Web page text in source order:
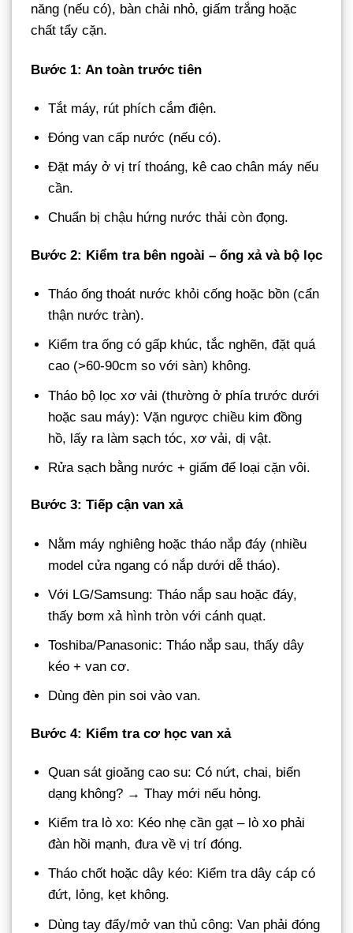
năng (nếu có), bàn chải nhỏ, giấm trắng hoặc
chất tẩy cặn.
Bước 1: An toàn trước tiên
Tắt máy, rút phích cắm điện.
Đóng van cấp nước (nếu có).
Đặt máy ở vị trí thoáng, kê cao chân máy nếu
cần.
Chuẩn bị chậu hứng nước thải còn đọng.
Bước 2: Kiểm tra bên ngoài – ống xả và bộ lọc
Tháo ống thoát nước khỏi cống hoặc bồn (cẩn
thận nước tràn).
Kiểm tra ống có gấp khúc, tắc nghẽn, đặt quá
cao (>60-90cm so với sàn) không.
Tháo bộ lọc xơ vải (thường ở phía trước dưới
hoặc sau máy): Vặn ngược chiều kim đồng
hồ, lấy ra làm sạch tóc, xơ vải, dị vật.
Rửa sạch bằng nước + giấm để loại cặn vôi.
Bước 3: Tiếp cận van xả
Nằm máy nghiêng hoặc tháo nắp đáy (nhiều
model cửa ngang có nắp dưới dễ tháo).
Với LG/Samsung: Tháo nắp sau hoặc đáy,
thấy bơm xả hình tròn với cánh quạt.
Toshiba/Panasonic: Tháo nắp sau, thấy dây
kéo + van cơ.
Dùng đèn pin soi vào van.
Bước 4: Kiểm tra cơ học van xả
Quan sát gioăng cao su: Có nứt, chai, biến
dạng không? → Thay mới nếu hỏng.
Kiểm tra lò xo: Kéo nhẹ cần gạt – lò xo phải
đàn hồi mạnh, đưa về vị trí đóng.
Tháo chốt hoặc dây kéo: Kiểm tra dây cáp có
đứt, lỏng, kẹt không.
Dùng tay đẩy/mở van thủ công: Van phải đóng